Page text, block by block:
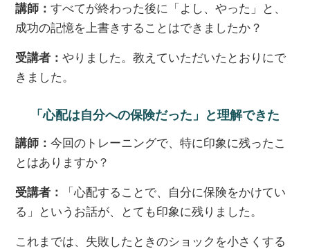
講師：すべてが終わった後に「よし、やった」と、
成功の記憶を上書きすることはできましたか？
受講者：やりました。教えていただいたとおりにで
きました。
「心配は自分への保険だった」と理解できた
講師：今回のトレーニングで、特に印象に残ったこ
とはありますか？
受講者：
「心配することで、自分に保険をかけてい
る」というお話が、とても印象に残りました。
これまでは、失敗したときのショックを小さくする